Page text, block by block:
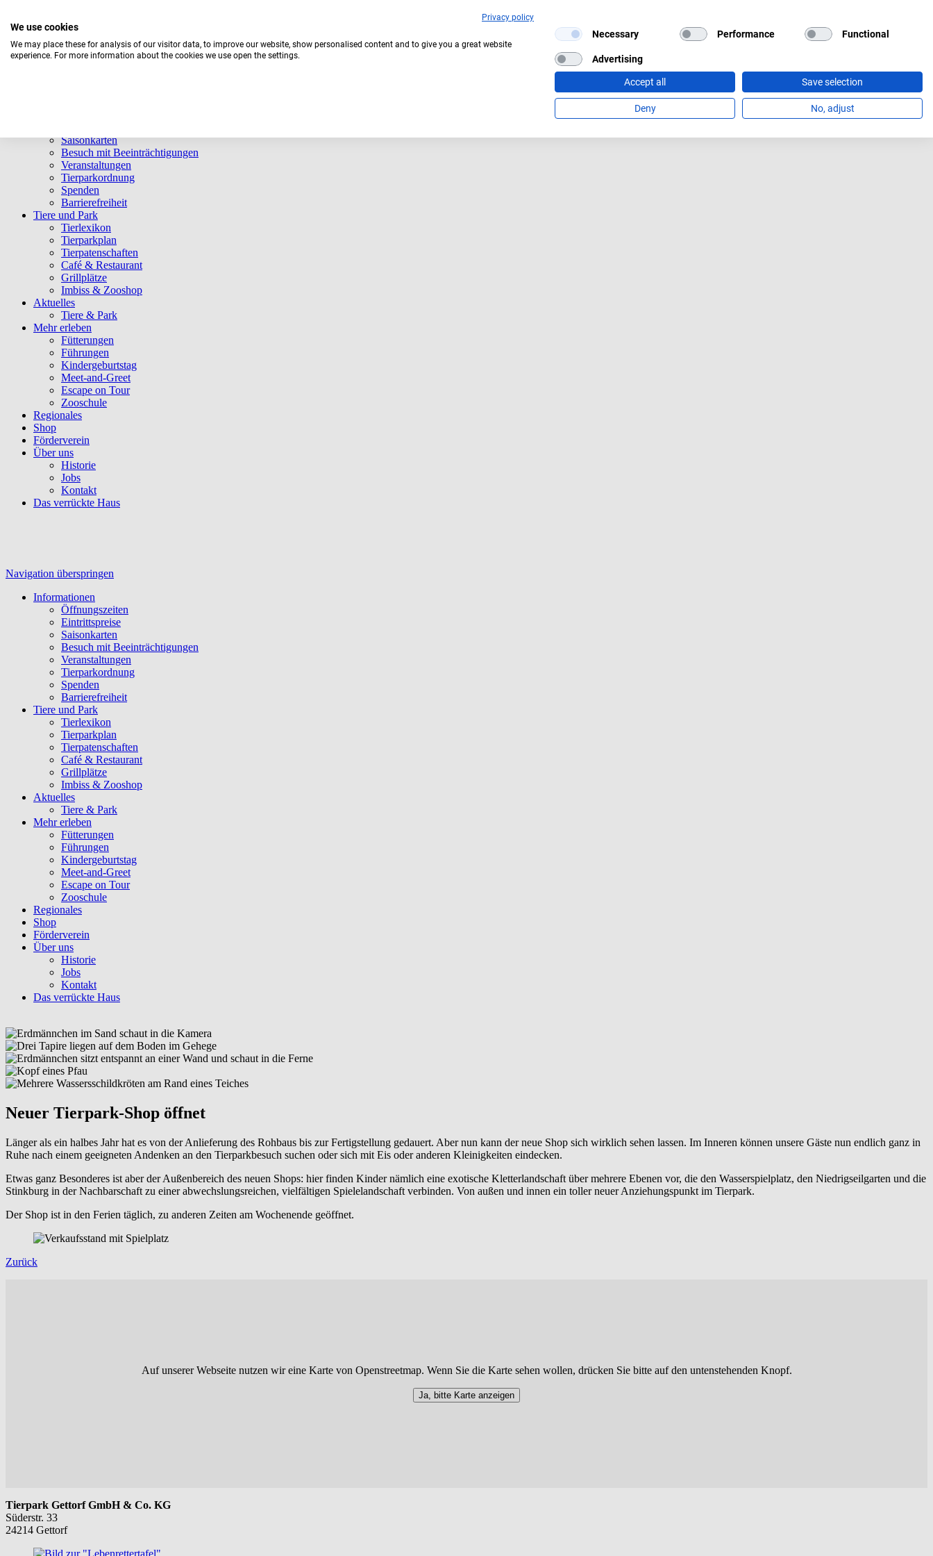
Aktuelles Wetter:20°C Überwiegend bewölkt
Saisonkarten
Besuch mit Beeinträchtigungen
Veranstaltungen
Tierparkordnung
Spenden
Barrierefreiheit
Tiere und Park
Tierlexikon
Tierparkplan
Tierpatenschaften
Café & Restaurant
Grillplätze
Imbiss & Zooshop
Aktuelles
Tiere & Park
Mehr erleben
Fütterungen
Führungen
Kindergeburtstag
Meet-and-Greet
Escape on Tour
Zooschule
Regionales
Shop
Förderverein
Über uns
Historie
Jobs
Kontakt
Das verrückte Haus
Navigation überspringen
Informationen
Öffnungszeiten
Eintrittspreise
Saisonkarten
Besuch mit Beeinträchtigungen
Veranstaltungen
Tierparkordnung
Spenden
Barrierefreiheit
Tiere und Park
Tierlexikon
Tierparkplan
Tierpatenschaften
Café & Restaurant
Grillplätze
Imbiss & Zooshop
Aktuelles
Tiere & Park
Mehr erleben
Fütterungen
Führungen
Kindergeburtstag
Meet-and-Greet
Escape on Tour
Zooschule
Regionales
Shop
Förderverein
Über uns
Historie
Jobs
Kontakt
Das verrückte Haus
Neuer Tierpark-Shop öffnet
Länger als ein halbes Jahr hat es von der Anlieferung des Rohbaus bis zur Fertigstellung gedauert. Aber nun kann der neue Shop sich wirklich sehen lassen. Im Inneren können unsere Gäste nun endlich ganz in
Ruhe nach einem geeigneten Andenken an den Tierparkbesuch suchen oder sich mit Eis oder anderen Kleinigkeiten eindecken.
Etwas ganz Besonderes ist aber der Außenbereich des neuen Shops: hier finden Kinder nämlich eine exotische Kletterlandschaft über mehrere Ebenen vor, die den Wasserspielplatz, den Niedrigseilgarten und die
Stinkburg in der Nachbarschaft zu einer abwechslungsreichen, vielfältigen Spielelandschaft verbinden. Von außen und innen ein toller neuer Anziehungspunkt im Tierpark.
Der Shop ist in den Ferien täglich, zu anderen Zeiten am Wochenende geöffnet.
Zurück
Auf unserer Webseite nutzen wir eine Karte von Openstreetmap. Wenn Sie die Karte sehen wollen, drücken Sie bitte auf den untenstehenden Knopf.
Ja, bitte Karte anzeigen
Tierpark Gettorf GmbH & Co. KG
Süderstr. 33
24214 Gettorf
Privacy policy
We use cookies
We may place these for analysis of our visitor data, to improve our website, show personalised content and to give you a great website
experience. For more information about the cookies we use open the settings.
Necessary Performance Functional
Advertising
Accept all Save selection
Deny No, adjust